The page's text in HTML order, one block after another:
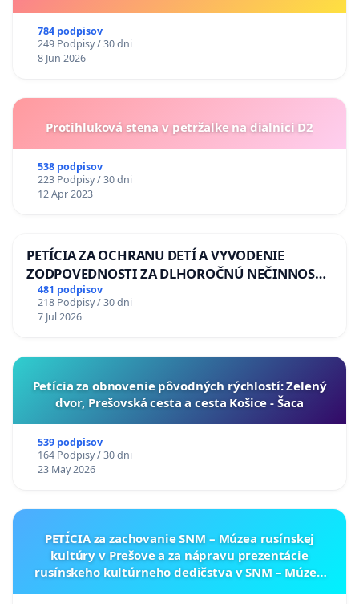
784 podpisov
249 Podpisy / 30 dni
8 Jun 2026
Protihluková stena v petržalke na dialnici D2
538 podpisov
223 Podpisy / 30 dni
12 Apr 2023
PETÍCIA ZA OCHRANU DETÍ A VYVODENIE
ZODPOVEDNOSTI ZA DLHOROČNÚ NEČINNOSŤ
A ZLYHANIE ŠTÁTU
481 podpisov
218 Podpisy / 30 dni
7 Jul 2026
​Petícia za obnovenie pôvodných rýchlostí: Zelený
dvor, Prešovská cesta a cesta Košice - Šaca
539 podpisov
164 Podpisy / 30 dni
23 May 2026
PETÍCIA za zachovanie SNM – Múzea rusínskej
kultúry v Prešove a za nápravu prezentácie
rusínskeho kultúrneho dedičstva v SNM – Múzeu